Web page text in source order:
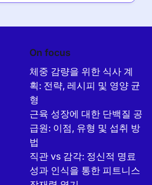
On focus
체중 감량을 위한 식사 계
획: 전략, 레시피 및 영양 균
형
근육 성장에 대한 단백질 공
급원: 이점, 유형 및 섭취 방
법
직관 vs 감각: 정신적 명료
성과 인식을 통한 피트니스